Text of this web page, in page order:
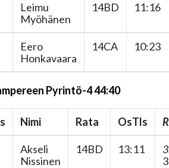
Leimu
Myöhänen
14BD 11:16
Eero
Honkavaara
14CA 10:23
Pyrintö-4 44:40
Nimi Rata OsTls
Akseli
Nissinen
14BD 13:11